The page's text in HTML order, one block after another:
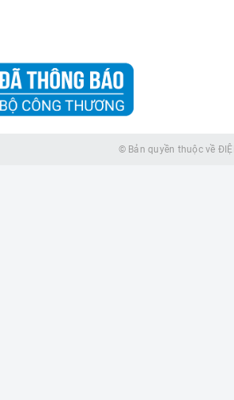
© Bản quyền thuộc về